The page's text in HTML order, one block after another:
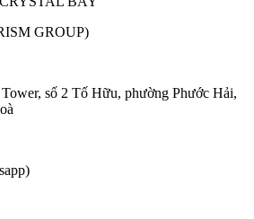
GROUP)
số 2 Tố Hữu, phường Phước Hải,